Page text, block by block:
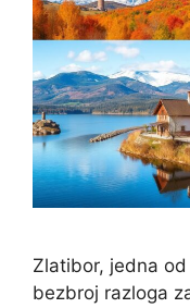
Zlatibor, jedna
bezbroj razloga